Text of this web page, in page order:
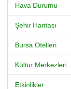
Hava Durumu
Şehir Haritası
Bursa Otelleri
Kültür Merkezleri
Etkinlikler